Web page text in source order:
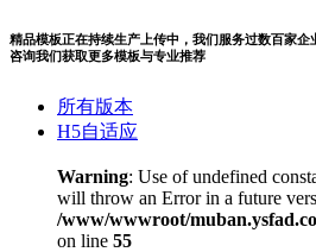
精品模板正在持续生产上传中，我们服务过数百家
咨询我们获取更多模板与专业推荐
所有版本
H5自适应
Warning: Use of undefined
will throw an Error in a future
/www/wwwroot/
on line 55